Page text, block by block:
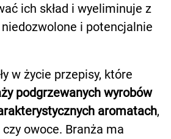
ich skład i wyeliminuje z
i potencjalnie
w życie przepisy, które
podgrzewanych wyrobów
aromatach,
owoce. Branża ma